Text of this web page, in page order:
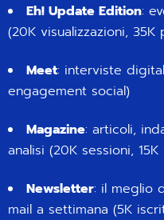
Eh! Update Edition:
(20K visualizzazioni,
Meet: interviste
engagement social)
Magazine: articoli,
analisi (20K sessioni,
Newsletter: il meglio
mail a settimana (5K